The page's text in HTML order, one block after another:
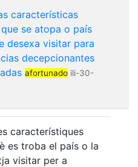
características
que se atopa o país
desexa visitar para
decepcionantes
afortunado ili-30-
característiques
es troba el país o la
visitar per a